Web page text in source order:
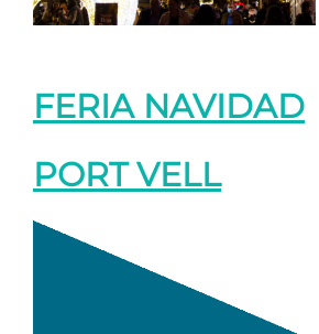
FERIA NAVIDAD
PORT VELL